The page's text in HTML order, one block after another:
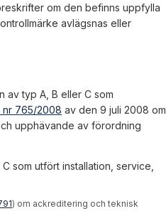
om den befinns uppfylla
avlägsnas eller
av typ A, B eller C som
nr 765/2008 av den 9 juli 2008 om
upphävande av förordning
som utfört installation, service,
) om ackreditering och teknisk